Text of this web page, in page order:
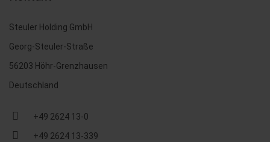
Steuler Holding GmbH
Georg-Steuler-Straße
56203 Höhr-Grenzhausen
Deutschland
+49 2624 13-0
+49 2624 13-339